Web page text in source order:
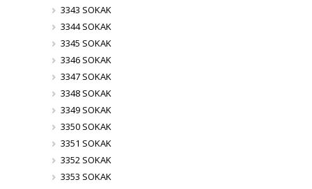
3343 SOKAK
3344 SOKAK
3345 SOKAK
3346 SOKAK
3347 SOKAK
3348 SOKAK
3349 SOKAK
3350 SOKAK
3351 SOKAK
3352 SOKAK
3353 SOKAK